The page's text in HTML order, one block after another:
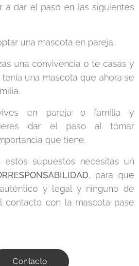
a dar el paso en las siguientes
una mascota en pareja.
una convivencia o te casas y
una mascota que ahora se
en pareja o familia y
dar el paso al tomar
que tiene.
estos supuestos necesitas un
, para que
y legal y ninguno de
contacto con la mascota pase
Contacto